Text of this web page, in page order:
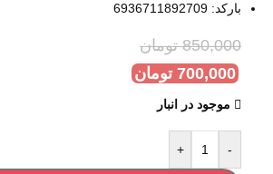
بارکد: 6936711892709
850,000 تومان
700,000 تومان
موجود در انبار
-
+